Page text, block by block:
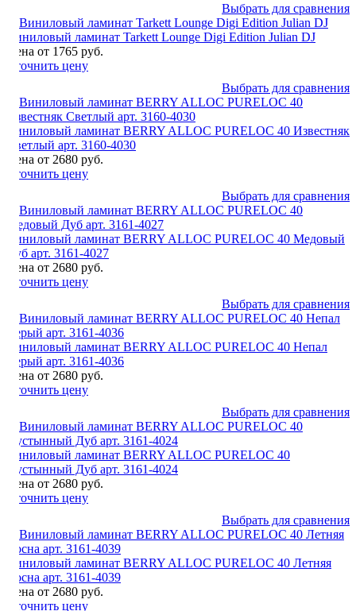
Выбрать для сравнения
Виниловый ламинат Tarkett Lounge Digi Edition Julian DJ
Цена от 1765 руб.
Уточнить цену
Выбрать для сравнения
Виниловый ламинат BERRY ALLOC PURELOC 40 Известняк
Светлый арт. 3160-4030
Цена от 2680 руб.
Уточнить цену
Выбрать для сравнения
Виниловый ламинат BERRY ALLOC PURELOC 40 Медовый
Дуб арт. 3161-4027
Цена от 2680 руб.
Уточнить цену
Выбрать для сравнения
Виниловый ламинат BERRY ALLOC PURELOC 40 Непал
Серый арт. 3161-4036
Цена от 2680 руб.
Уточнить цену
Выбрать для сравнения
Виниловый ламинат BERRY ALLOC PURELOC 40
Пустынный Дуб арт. 3161-4024
Цена от 2680 руб.
Уточнить цену
Выбрать для сравнения
Виниловый ламинат BERRY ALLOC PURELOC 40 Летняя
Сосна арт. 3161-4039
Цена от 2680 руб.
Уточнить цену